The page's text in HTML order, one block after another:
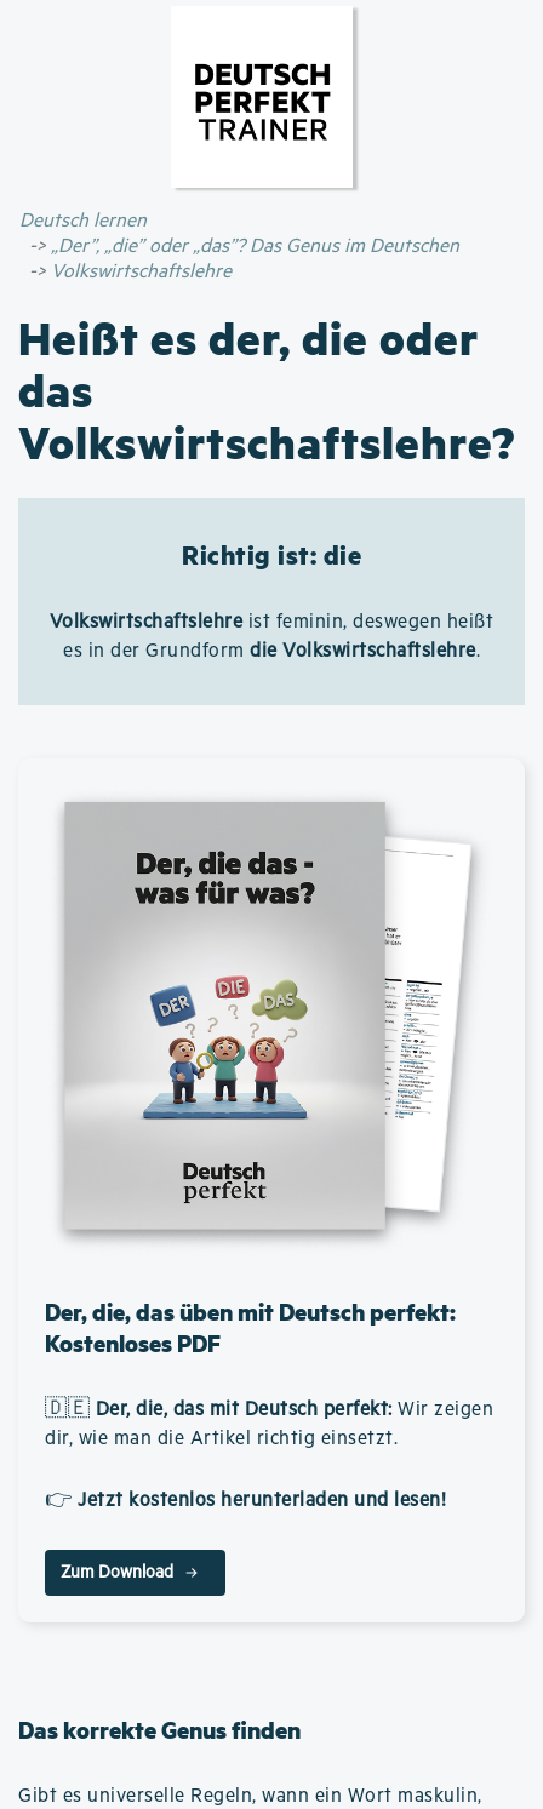
Inhalt
Deutsch lernen
„Der”, „die” oder „das”? Das Genus im Deutschen
Volkswirtschaftslehre
Heißt es der, die oder
das
Volkswirtschaftslehre?
Richtig ist: die
Volkswirtschaftslehreist feminin, deswegen heißt
es in der Grundform die Volkswirtschaftslehre.
Der, die, das üben mit Deutsch perfekt:
Kostenloses PDF
🇩🇪 Der, die, das mit Deutsch perfekt: Wir zeigen
dir, wie man die Artikel richtig einsetzt.
👉 Jetzt kostenlos herunterladen und lesen!
Zum Download
Das korrekte Genus finden
Gibt es universelle Regeln, wann ein Wort maskulin,